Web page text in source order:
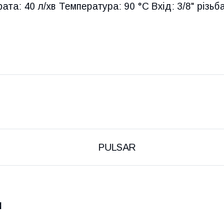
40 л/хв Температура: 90 °C Вхід: 3/8"
PULSAR